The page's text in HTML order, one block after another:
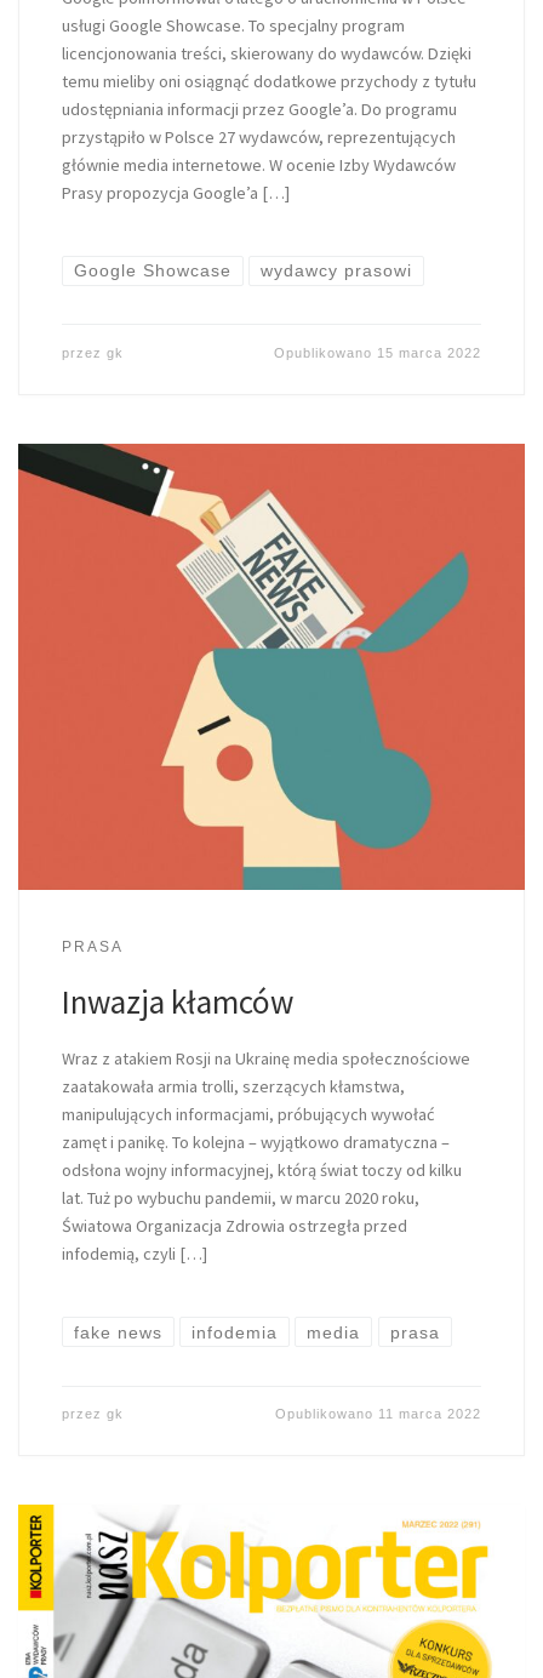
usługi Google Showcase. To specjalny program
licencjonowania treści, skierowany do wydawców. Dzięki
temu mieliby oni osiągnąć dodatkowe przychody z tytułu
udostępniania informacji przez Google’a. Do programu
przystąpiło w Polsce 27 wydawców, reprezentujących
głównie media internetowe. W ocenie Izby Wydawców
Prasy propozycja Google’a […]
Google Showcase wydawcy prasowi
przez gk Opublikowano 15 marca 2022
PRASA
Inwazja kłamców
Wraz z atakiem Rosji na Ukrainę media społecznościowe
zaatakowała armia trolli, szerzących kłamstwa,
manipulujących informacjami, próbujących wywołać
zamęt i panikę. To kolejna – wyjątkowo dramatyczna –
odsłona wojny informacyjnej, którą świat toczy od kilku
lat. Tuż po wybuchu pandemii, w marcu 2020 roku,
Światowa Organizacja Zdrowia ostrzegła przed
infodemią, czyli […]
fake news infodemia media prasa
przez gk Opublikowano 11 marca 2022